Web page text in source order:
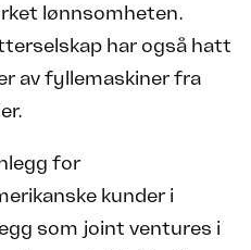
lønnsomheten.
har også hatt
av fyllemaskiner fra
for
kunder i
som joint ventures i